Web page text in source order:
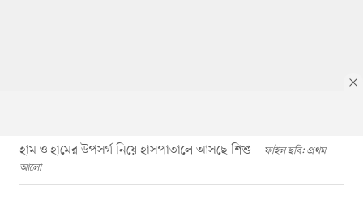
হাম ও হামের উপসর্গ নিয়ে হাসপাতালে আসছে শিশু
ফাইল ছবি: প্রথম
আলো